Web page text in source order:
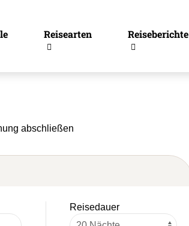
Reisearten Reiseberichte
abschließen
Reisedauer